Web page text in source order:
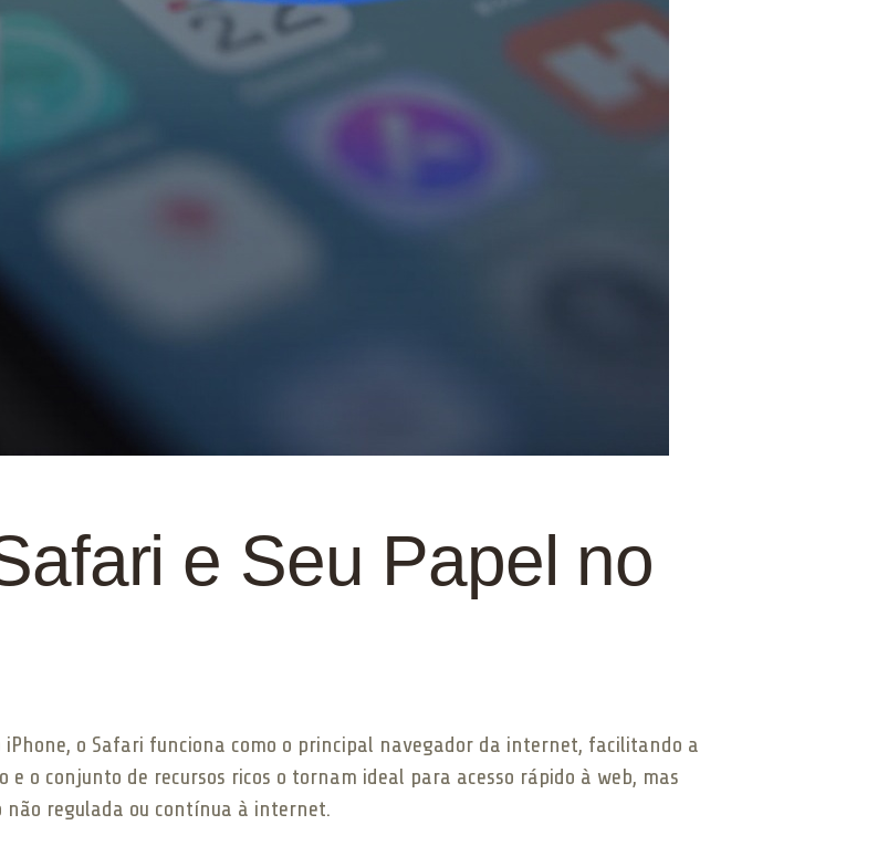
e Seu Papel no
o Safari funciona como o principal navegador da internet, facilitando a
o conjunto de recursos ricos o tornam ideal para acesso rápido à web, mas
não regulada ou contínua à internet.